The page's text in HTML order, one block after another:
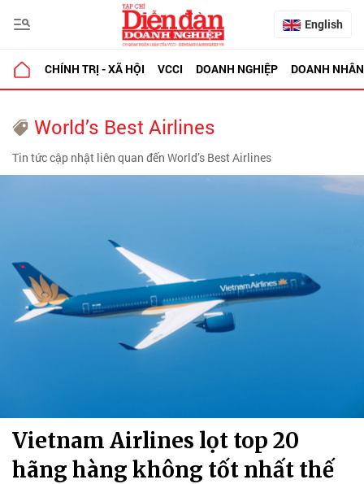
English
CHÍNH TRỊ - XÃ HỘI VCCI DOANH NGHIỆP DOANH NHÂN
World’s Best Airlines
Tin tức cập nhật liên quan đến World’s Best Airlines
Vietnam Airlines lọt top 20
hãng hàng không tốt nhất thế